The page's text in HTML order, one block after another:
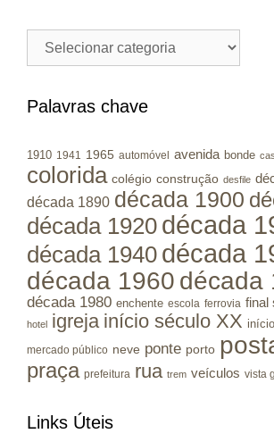
Cidades
Municípios
Palavras chave
1910 1941 1965 automóvel avenida bonde
colorida colégio construção desfile
década 1890 década 1900
década 1920 década
década 1940 década
década 1960 década
década 1980 enchente escola ferrovia final
hotel igreja início século XX
mercado público neve ponte porto
praça prefeitura rua trem veículos vista
Links Úteis